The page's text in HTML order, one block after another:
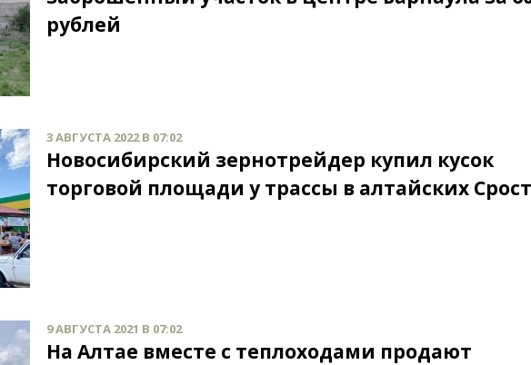
рублей
3 АВГУСТА 2022 В 07:02
Новосибирский зернотрейдер купил кусок
торговой площади у трассы в алтайских
9 АВГУСТА 2021 В 07:02
На Алтае вместе с теплоходами продают